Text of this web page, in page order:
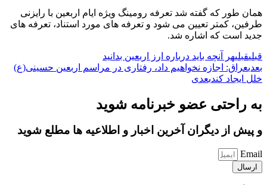
همان طور که گفته شد تعرفه رومینگ ویژه ایام اربعین با رایزنی
طرفین، کمتر تعیین می شود و تعرفه های مورد استناد، تعرفه های
جدید است که اشاره شد.
قبلیقبلیهر آنچه باید درباره ارز اربعین بدانید
بعدیعراق: اجازه نخواهیم داد، رفتاری در مراسم اربعین حسینی(ع)
خلل ایجاد کندبعدی
به راحتی عضو خبرنامه شوید
و پیش از دیگران آخرین اخبار و اطلاعیه ها مطلع شوید
Email
ارسال